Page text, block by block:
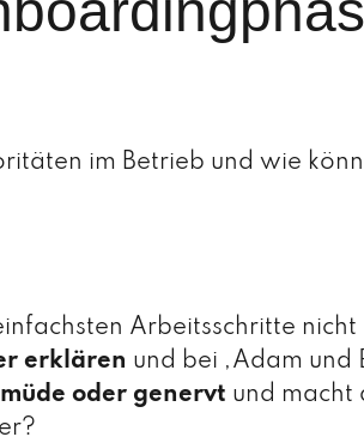
im Betrieb und wie
Arbeitsschritte nicht
erklären und bei ‚Adam und
müde oder genervt und macht